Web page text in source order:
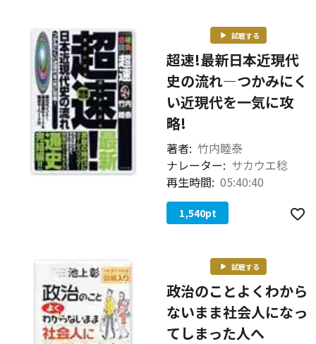
試聴する
超速!最新日本近現代
史の流れ―つかみにく
い近現代を一気に攻
略!
著者: 竹内睦泰
ナレーター: サカウエ稔
再生時間: 05:40:40
1,540pt
試聴する
政治のことよくわから
ないまま社会人になっ
てしまった人へ